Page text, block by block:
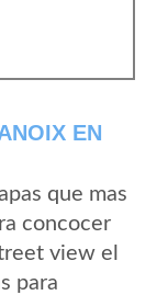
EN
que mas
concocer
view el
para